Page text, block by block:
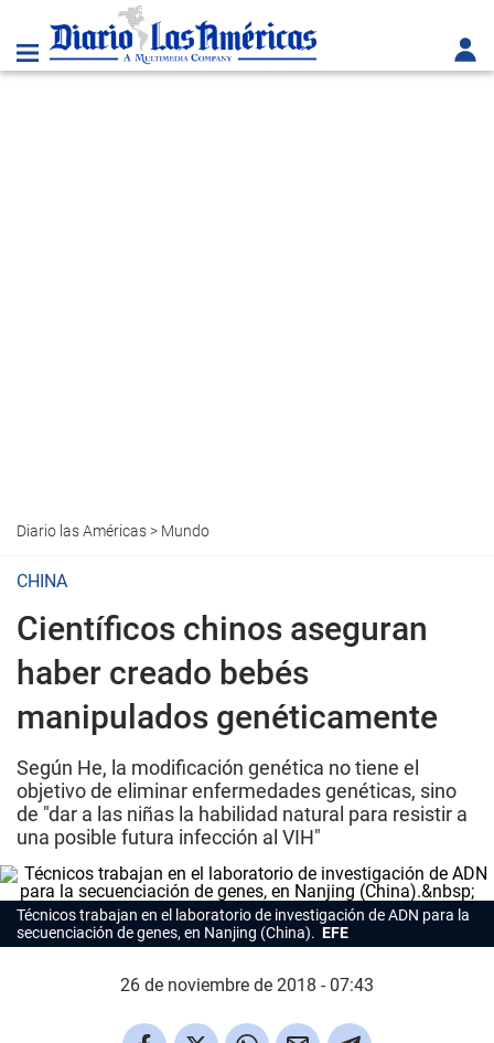
Diario las Américas> Mundo
CHINA
Científicos chinos aseguran
haber creado bebés
manipulados genéticamente
Según He, la modificación genética no tiene el
objetivo de eliminar enfermedades genéticas, sino
de "dar a las niñas la habilidad natural para resistir a
una posible futura infección al VIH"
Técnicos trabajan en el laboratorio de investigación de ADN para la
secuenciación de genes, en Nanjing (China). EFE
26 de noviembre de 2018 - 07:43